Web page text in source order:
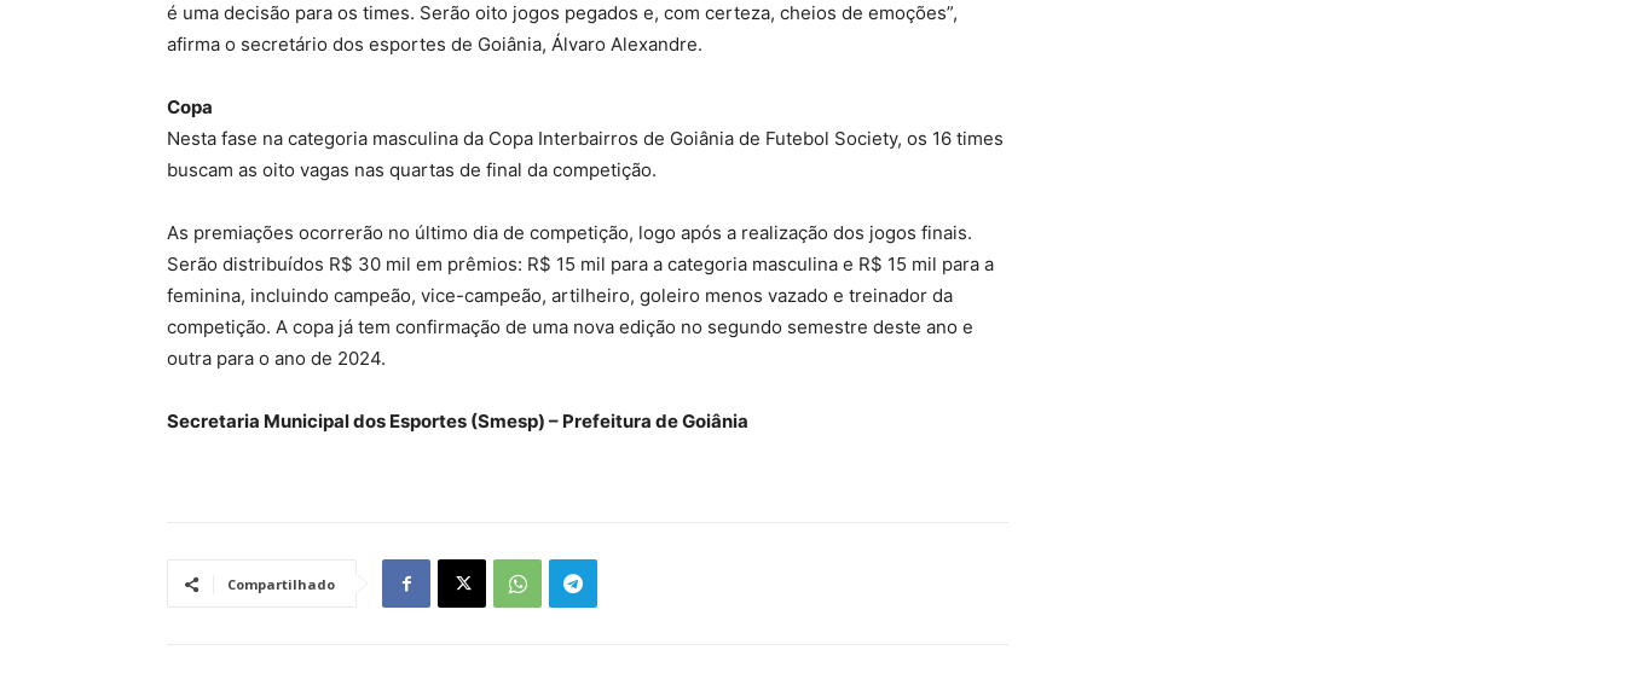
é uma decisão para os times. Serão oito jogos pegados e, com certeza, cheios de emoções”,
afirma o secretário dos esportes de Goiânia, Álvaro Alexandre.
Copa
Nesta fase na categoria masculina da Copa Interbairros de Goiânia de Futebol Society, os 16 times
buscam as oito vagas nas quartas de final da competição.
As premiações ocorrerão no último dia de competição, logo após a realização dos jogos finais.
Serão distribuídos R$ 30 mil em prêmios: R$ 15 mil para a categoria masculina e R$ 15 mil para a
feminina, incluindo campeão, vice-campeão, artilheiro, goleiro menos vazado e treinador da
competição. A copa já tem confirmação de uma nova edição no segundo semestre deste ano e
outra para o ano de 2024.
Secretaria Municipal dos Esportes (Smesp) – Prefeitura de Goiânia
Compartilhado